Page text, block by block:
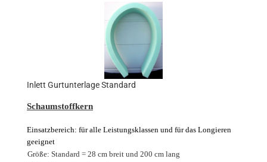
Inlett Gurtunterlage Standard
Schaumstoffkern
Einsatzbereich: für alle Leistungsklassen und für das Longieren
geeignet
Größe: Standard = 28 cm breit und 200 cm lang